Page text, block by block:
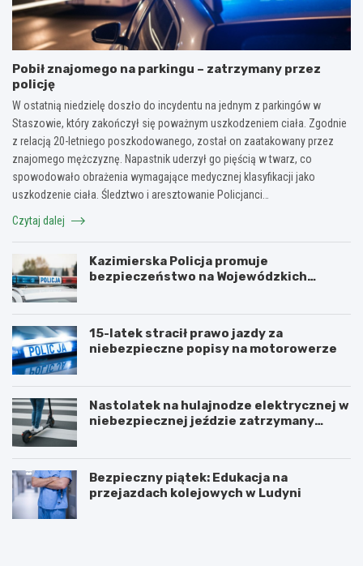
Pobił znajomego na parkingu – zatrzymany przez
policję
W ostatnią niedzielę doszło do incydentu na jednym z parkingów w
Staszowie, który zakończył się poważnym uszkodzeniem ciała. Zgodnie
z relacją 20-letniego poszkodowanego, został on zaatakowany przez
znajomego mężczyznę. Napastnik uderzył go pięścią w twarz, co
spowodowało obrażenia wymagające medycznej klasyfikacji jako
uszkodzenie ciała. Śledztwo i aresztowanie Policjanci…
Czytaj dalej
Kazimierska Policja promuje
bezpieczeństwo na Wojewódzkich
15-latek stracił prawo jazdy za
niebezpieczne popisy na motorowerze
Nastolatek na hulajnodze elektrycznej w
niebezpiecznej jeździe zatrzymany
Bezpieczny piątek: Edukacja na
przejazdach kolejowych w Ludyni